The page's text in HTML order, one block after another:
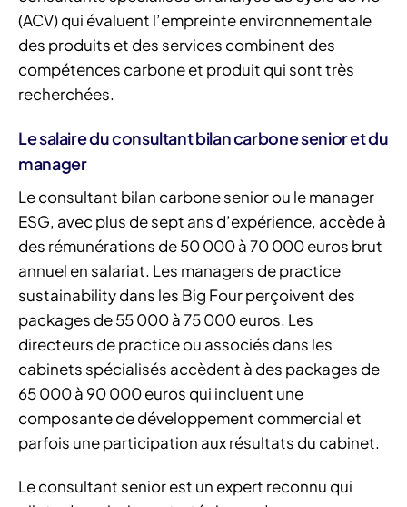
(ACV) qui évaluent l’empreinte environnementale
des produits et des services combinent des
compétences carbone et produit qui sont très
recherchées.
Le salaire du consultant bilan carbone senior et du
manager
Le consultant bilan carbone senior ou le manager
ESG, avec plus de sept ans d’expérience, accède à
des rémunérations de 50 000 à 70 000 euros brut
annuel en salariat. Les managers de practice
sustainability dans les Big Four perçoivent des
packages de 55 000 à 75 000 euros. Les
directeurs de practice ou associés dans les
cabinets spécialisés accèdent à des packages de
65 000 à 90 000 euros qui incluent une
composante de développement commercial et
parfois une participation aux résultats du cabinet.
Le consultant senior est un expert reconnu qui